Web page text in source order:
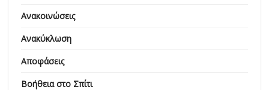
Ανακοινώσεις
Ανακύκλωση
Αποφάσεις
Βοήθεια στο Σπίτι